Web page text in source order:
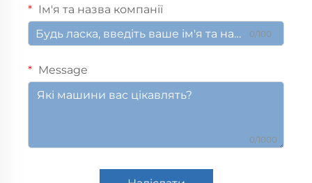
Ім'я та назва компанії
0/100
Message
0/1000